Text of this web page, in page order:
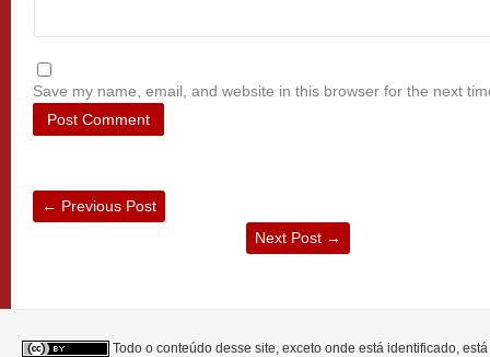
Save my name, email, and website in this browser for the next
← Previous Post
Next Post →
Todo o conteúdo desse site, exceto onde está identificado,